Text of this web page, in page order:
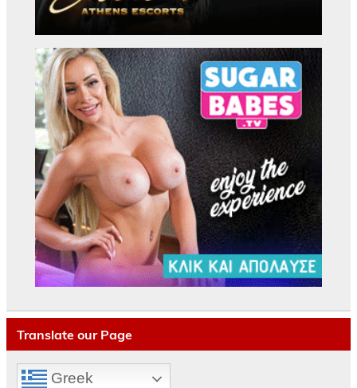
Translate our Page
Greek